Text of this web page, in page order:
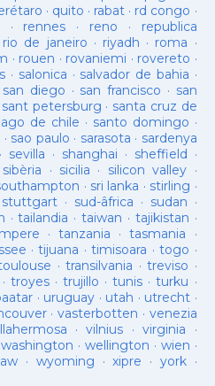
· quito · rabat · rd congo ·
· rennes · reno · republica
rio de janeiro · riyadh · roma ·
· rouen · rovaniemi · rovereto ·
· salonica · salvador de bahia ·
san diego · san francisco · san
sant petersburg · santa cruz de
de chile · santo domingo ·
· sao paulo · sarasota · sardenya
· sevilla · shanghai · sheffield ·
sibèria · sicilia · silicon valley ·
· sri lanka · stirling ·
stuttgart· sud-âfrica · sudan ·
·tailandia ·taiwan · tajikistan ·
· tanzania ·tasmania ·
·tijuana ·timisoara ·togo ·
·transilvania ·treviso ·
· troyes·trujillo ·tunis ·turku ·
· uruguay · utah · utrecht ·
· vasterbotten · venezia
·vilnius ·virginia ·
washington · wellington · wien ·
· wyoming ·xipre · york·